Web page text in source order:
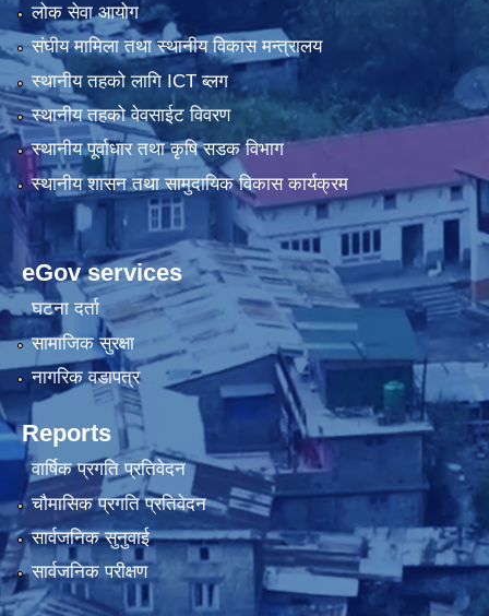
लोक सेवा आयोग
संघीय मामिला तथा स्थानीय विकास मन्त्रालय
स्थानीय तहको लागि ICT ब्लग
स्थानीय तहको वेवसाईट विवरण
स्थानीय पूर्वाधार तथा कृषि सडक विभाग
स्थानीय शासन तथा सामुदायिक विकास कार्यक्रम
eGov services
घटना दर्ता
सामाजिक सुरक्षा
नागरिक वडापत्र
Reports
वार्षिक प्रगति प्रतिवेदन
चौमासिक प्रगति प्रतिवेदन
सार्वजनिक सुनुवाई
सार्वजनिक परीक्षण